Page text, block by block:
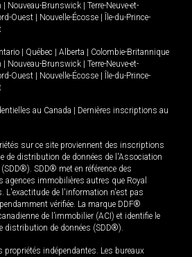
Nouveau-Brunswick
Terre-Neuve-et-
Ouest Nouvelle-Écosse
Île-du-Prince-
Québec Alberta
Colombie-Britannique
Nouveau-Brunswick
Terre-Neuve-et-
Ouest Nouvelle-Écosse
Île-du-Prince-
au Canada
Dernières inscriptions au
sur ce site proviennent des inscriptions
de distribution de données de l'Association
SDD® met en référence des
immobilières autres que Royal
L'exactitude de l'information n'est pas
vérifiée. La marque DDF®
de l’immobilier (ACI) et identifie le
distribution de données (SDD®).
propriétés indépendantes. Les bureaux